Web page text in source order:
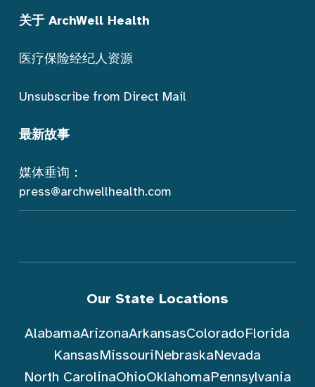
关于 ArchWell Health
医疗保险经纪人资源
Unsubscribe from Direct Mail
最新故事
媒体垂询：
press@archwellhealth.com
Our State Locations
AlabamaArizonaArkansasColoradoFlorida
KansasMissouriNebraskaNevada
North CarolinaOhioOklahomaPennsylvania